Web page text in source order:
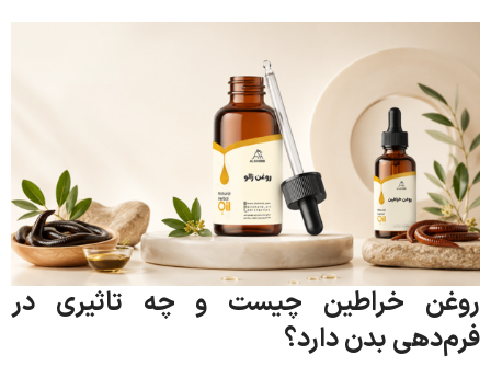
روغن خراطین چیست و چه تاثیری در
فرم‌دهی بدن دارد؟